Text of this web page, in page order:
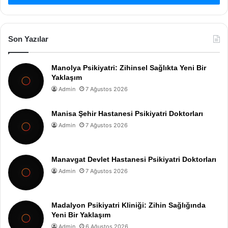
Son Yazılar
Manolya Psikiyatri: Zihinsel Sağlıkta Yeni Bir
Yaklaşım
Admin 7 Ağustos 2026
Manisa Şehir Hastanesi Psikiyatri Doktorları
Admin 7 Ağustos 2026
Manavgat Devlet Hastanesi Psikiyatri Doktorları
Admin 7 Ağustos 2026
Madalyon Psikiyatri Kliniği: Zihin Sağlığında
Yeni Bir Yaklaşım
Admin 6 Ağustos 2026